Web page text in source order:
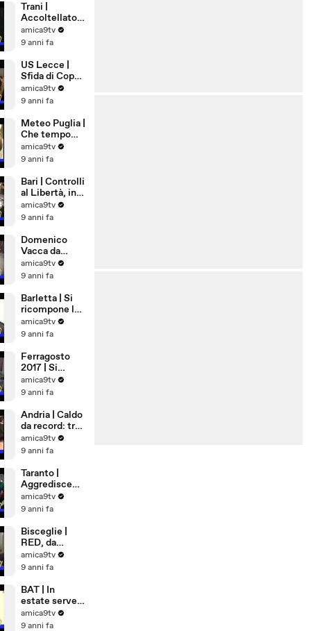
Trani |
Accoltellato
28enne in Via
Ognissanti
amica9tv
9 anni fa
US Lecce |
Sfida di Coppa
a Pordenone
amica9tv
9 anni fa
Meteo Puglia |
Che tempo
farà a
Ferragosto
amica9tv
9 anni fa
Bari | Controlli
al Libertà, in
via Nicolai una
pistola
amica9tv
9 anni fa
Domenico
Vacca da
Andria a New
York,
Puglia
amica9tv
9 anni fa
Barletta | Si
ricompone la
Democrazia
Cristiana
amica9tv
9 anni fa
Ferragosto
2017 | Si
rimane a casa
amica9tv
9 anni fa
Andria | Caldo
da record: tra
cibi freschi e
matrimoni
amica9tv
9 anni fa
Taranto |
Aggredisce
anzia in
ospedale
amica9tv
9 anni fa
Bisceglie |
RED, da
Settembre
lavoro per 81
amica9tv
9 anni fa
BAT | In
estate serve
più sangue,
appello alla
amica9tv
9 anni fa